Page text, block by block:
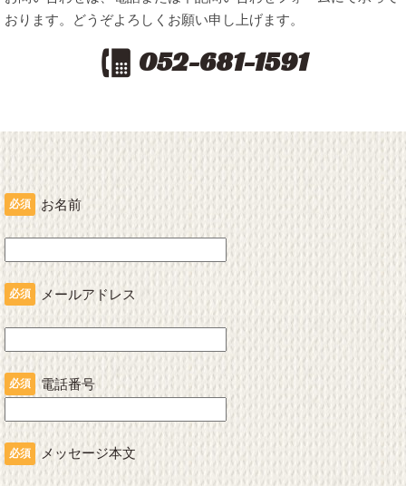
おります。どうぞよろしくお願い申し上げます。
4 052-681-1591
必須 お名前
必須 メールアドレス
必須 電話番号
必須 メッセージ本文